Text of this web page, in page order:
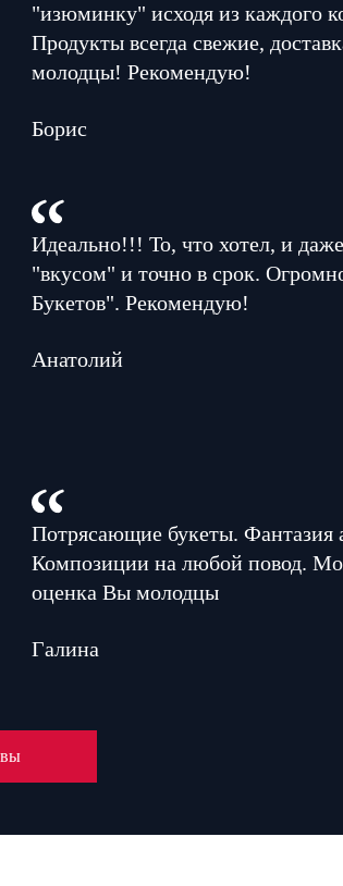
"изюминку" исходя из каждого
Продукты всегда свежие,
молодцы! Рекомендую!
Борис
Идеально!!! То, что хотел, и
"вкусом" и точно в срок.
Букетов". Рекомендую!
Анатолий
Потрясающие букеты. Фантазия
Композиции на любой повод.
оценка Вы молодцы
Галина